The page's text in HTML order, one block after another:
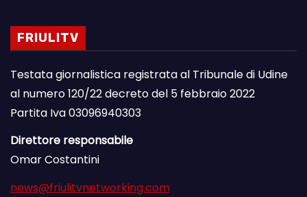
FRIULITV
Testata giornalistica registrata al Tribunale di Udine
al numero 120/22 decreto del 5 febbraio 2022
Partita Iva 03096940303
Direttore responsabile
Omar Costantini
news@friulitvnetworking.com